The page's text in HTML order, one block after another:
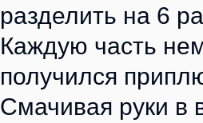
разделить на 6
Каждую часть
получился
Смачивая руки в